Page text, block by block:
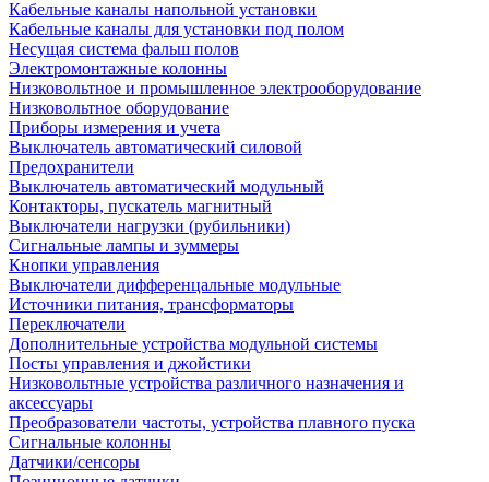
Кабельные каналы напольной установки
Кабельные каналы для установки под полом
Несущая система фальш полов
Электромонтажные колонны
Низковольтное и промышленное электрооборудование
Низковольтное оборудование
Приборы измерения и учета
Выключатель автоматический силовой
Предохранители
Выключатель автоматический модульный
Контакторы, пускатель магнитный
Выключатели нагрузки (рубильники)
Сигнальные лампы и зуммеры
Кнопки управления
Выключатели дифференцальные модульные
Источники питания, трансформаторы
Переключатели
Дополнительные устройства модульной системы
Посты управления и джойстики
Низковольтные устройства различного назначения и
аксессуары
Преобразователи частоты, устройства плавного пуска
Сигнальные колонны
Датчики/сенсоры